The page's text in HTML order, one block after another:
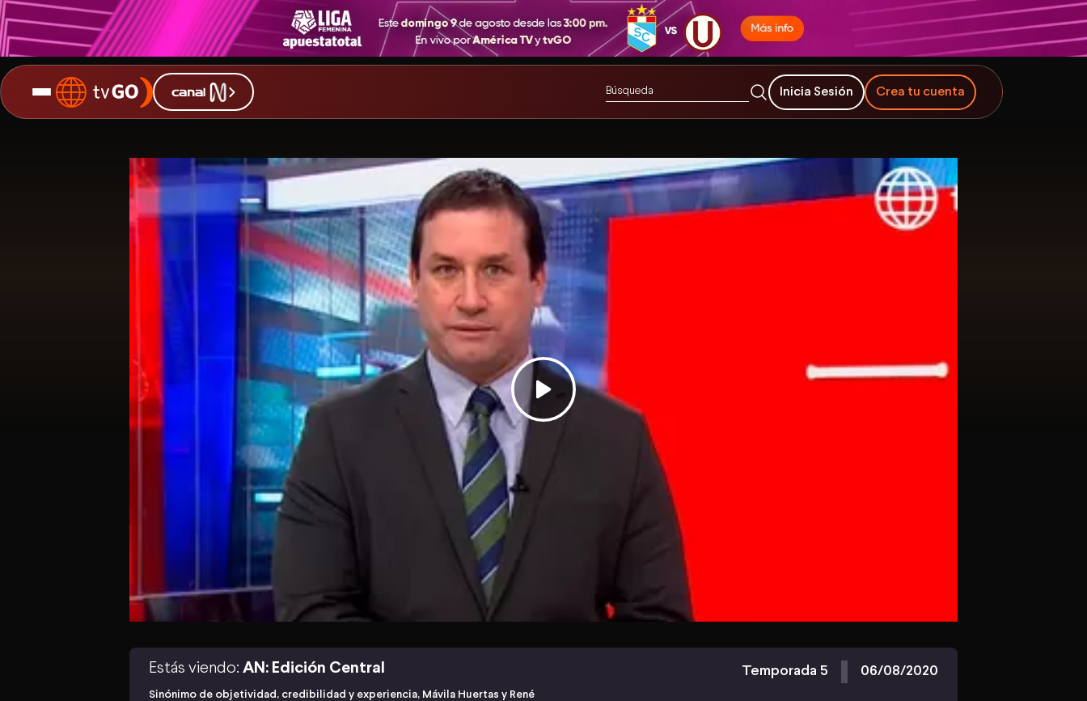
Inicia Sesión Crea tu cuenta
Estás viendo: AN: Edición Central
Sinónimo de objetividad, credibilidad y experiencia, Mávila Huertas y René
Temporada 5 06/08/2020